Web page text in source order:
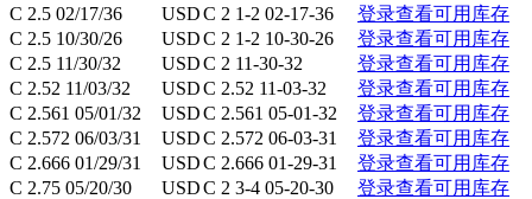
C 2.5 02/17/36
USDC 2 1-2 02-17-36
登录查看可用库存
C 2.5 10/30/26
USDC 2 1-2 10-30-26
登录查看可用库存
C 2.5 11/30/32
USDC 2 11-30-32
登录查看可用库存
C 2.52 11/03/32
USDC 2.52 11-03-32
登录查看可用库存
C 2.561 05/01/32
USDC 2.561 05-01-32
登录查看可用库存
C 2.572 06/03/31
USDC 2.572 06-03-31
登录查看可用库存
C 2.666 01/29/31
USDC 2.666 01-29-31
登录查看可用库存
C 2.75 05/20/30
USDC 2 3-4 05-20-30
登录查看可用库存